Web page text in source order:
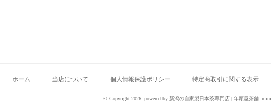
ホーム 当店について 個人情報保護ポリシー 特定商取引に関する表示
© Copyright 2026. powered by 新潟の自家製日本茶専門店 | 年頭屋茶舗.